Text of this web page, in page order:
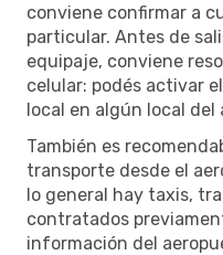
conviene confirmar a
particular. Antes de
equipaje, conviene
celular: podés activar
local en algún local del
También es
transporte desde el
lo general hay taxis,
contratados
información del